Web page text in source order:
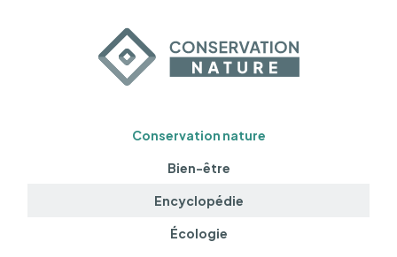
Conservation nature
Bien-être
Encyclopédie
Écologie